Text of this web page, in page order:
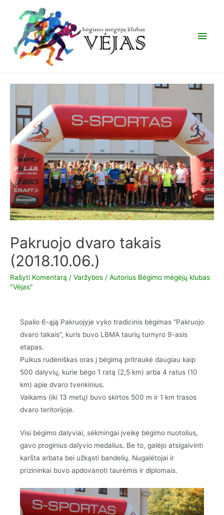
Pakruojo dvaro takais
(2018.10.06.)
Rašyti Komentarą / Varžybos / Autorius Bėgimo mėgėjų klubas
"Vėjas"
Spalio 6-ąją Pakruojyje vyko tradicinis bėgimas “Pakruojo
dvaro takais”, kuris buvo LBMA taurių turnyro 9-asis
etapas.
Puikus rudeniškas oras į bėgimą pritraukė daugiau kaip
500 dalyvių, kurie bėgo 1 ratą (2,5 km) arba 4 ratus (10
km) apie dvaro tvenkinius.
Vaikams (iki 13 metų) buvo skirtos 500 m ir 1 km trasos
dvaro teritorijoje.
Visi bėgimo dalyviai, sėkmingai įveikę bėgimo nuotolius,
gavo proginius dalyvio medalius. Be to, galėjo atsigaivinti
karšta arbata bei užkąsti bandelių. Nugalėtojai ir
prizininkai buvo apdovanoti taurėmis ir diplomais.